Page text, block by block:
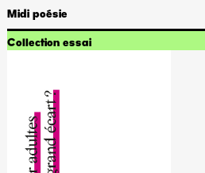
Midi poésie
Collection essai